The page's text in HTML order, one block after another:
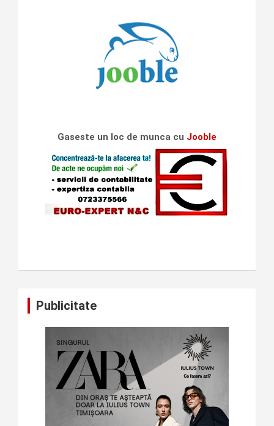
Gaseste un loc de munca cu Jooble
Publicitate